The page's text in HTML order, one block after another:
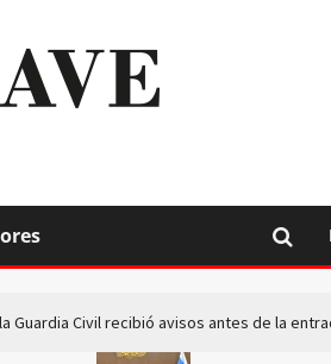
Guardia Civil recibió avisos antes de la